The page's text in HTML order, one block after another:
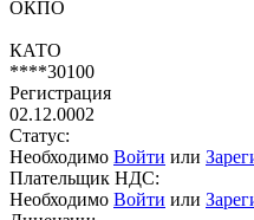
ОКПО
КАТО
****30100
Регистрация
02.12.0002
Статус:
Необходимо Войти или
Плательщик НДС:
Необходимо Войти или